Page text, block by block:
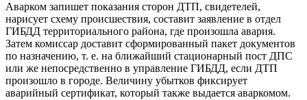
Аварком запишет показания сторон ДТП, свидетелей,
нарисует схему происшествия, составит заявление в отдел
ГИБДД территориального района, где произошла авария.
Затем комиссар доставит сформированный пакет документов
по назначению, т. е. на ближайший стационарный пост ДПС
или же непосредственно в управление ГИБДД, если ДТП
произошло в городе. Величину убытков фиксирует
аварийный сертификат, который также выдается аваркомом.